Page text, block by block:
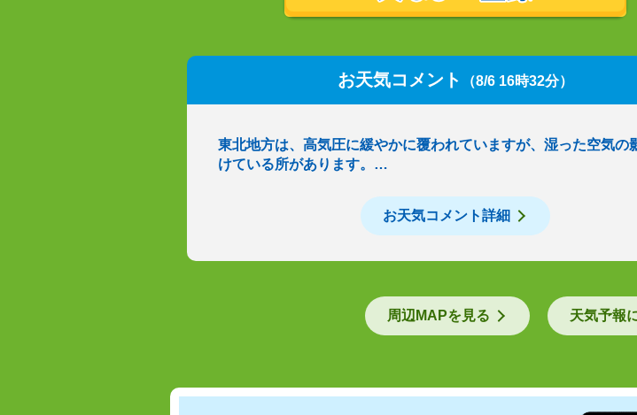
お天気コメント （8/6 16時32分）
東北地方は、高気圧に緩やかに覆われていますが、湿った空気の
けている所があります。…
お天気コメント詳細
周辺MAPを見る 天気予報